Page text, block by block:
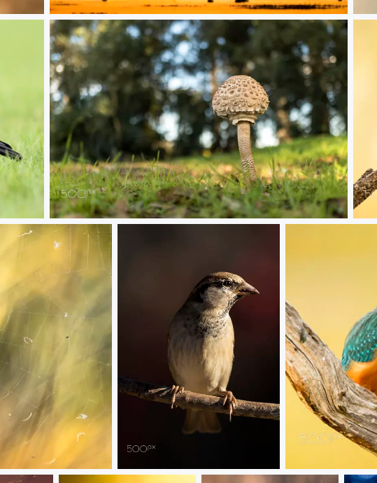
20180106 Doñana - 192
20181108 Doñana - 091
20180709